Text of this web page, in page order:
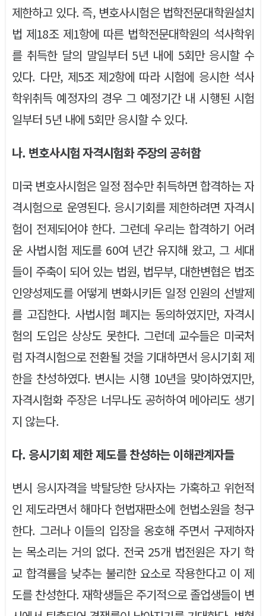
제한하고 있다. 즉, 변호사시험은 법학전문대학원설치
법 제18조 제1항에 따른 법학전문대학원의 석사학위
를 취득한 달의 말일부터 5년 내에 5회만 응시할 수
있다. 다만, 제5조 제2항에 따라 시험에 응시한 석사
학위취득 예정자의 경우 그 예정기간 내 시행된 시험
일부터 5년 내에 5회만 응시할 수 있다.
나. 변호사시험 자격시험화 주장의 공허함
미국 변호사시험은 일정 점수만 취득하면 합격하는 자
격시험으로 운영된다. 응시기회를 제한하려면 자격시
험이 전제되어야 한다. 그런데 우리는 합격하기 어려
운 사법시험 제도를 60여 년간 유지해 왔고, 그 세대
들이 주축이 되어 있는 법원, 법무부, 대한변협은 법조
인양성제도를 어떻게 변화시키든 일정 인원의 선발제
를 고집한다. 사법시험 폐지는 동의하였지만, 자격시
험의 도입은 상상도 못한다. 그런데 교수들은 미국처
럼 자격시험으로 전환될 것을 기대하면서 응시기회 제
한을 찬성하였다. 변시는 시행 10년을 맞이하였지만,
자격시험화 주장은 너무나도 공허하여 메아리도 생기
지 않는다.
다. 응시기회 제한 제도를 찬성하는 이해관계자들
변시 응시자격을 박탈당한 당사자는 가혹하고 위헌적
인 제도라면서 해마다 헌법재판소에 헌법소원을 청구
한다. 그러나 이들의 입장을 옹호해 주면서 구제하자
는 목소리는 거의 없다. 전국 25개 법전원은 자기 학
교 합격률을 낮추는 불리한 요소로 작용한다고 이 제
도를 찬성한다. 재학생들은 주기적으로 졸업생들이 변